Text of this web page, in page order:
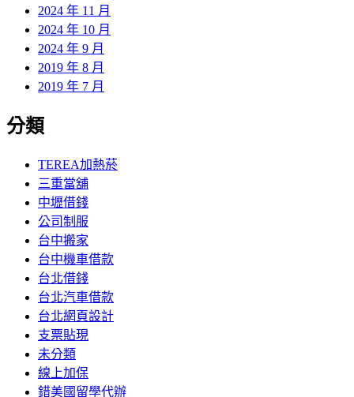
2024 年 11 月
2024 年 10 月
2024 年 9 月
2019 年 8 月
2019 年 7 月
分類
TEREA加熱菸
三重當舖
中壢借錢
公司制服
台中搬家
台中機車借款
台北借錢
台北汽車借款
台北網頁設計
支票貼現
未分類
線上加保
錯美國留學代辦